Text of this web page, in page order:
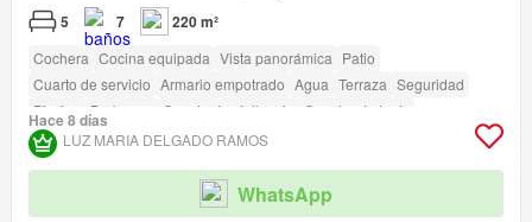
5 7 220 m²
Cochera Cocina equipada Vista panorámica Patio
Cuarto de servicio Armario empotrado Agua Terraza Seguridad
Piscina
Barbacoa Caseta de vigilancia Cancha de tenis
Hace 8 días
LUZ MARIA DELGADO RAMOS
WhatsApp